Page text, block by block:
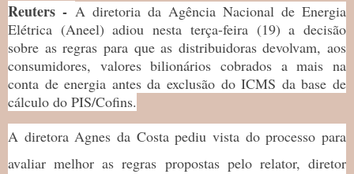
Reuters - A diretoria da Agência Nacional de Energia
Elétrica (Aneel) adiou nesta terça-feira (19) a decisão
sobre as regras para que as distribuidoras devolvam, aos
consumidores, valores bilionários cobrados a mais na
conta de energia antes da exclusão do ICMS da base de
cálculo do PIS/Cofins.
A diretora Agnes da Costa pediu vista do processo para
avaliar melhor as regras propostas pelo relator, diretor